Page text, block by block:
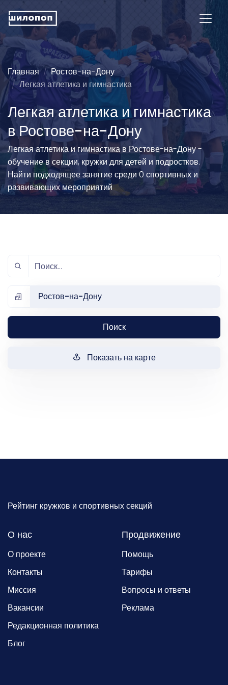
Главная
Ростов-на-Дону
Легкая атлетика и гимнастика
Легкая атлетика и гимнастика
в Ростове-на-Дону
Легкая атлетика и гимнастика в Ростове-на-Дону -
обучение в секции, кружки для детей и подростков.
Найти подходящее занятие среди 0 спортивных и
развивающих мероприятий
Ростов-на-Дону
Поиск
Показать на карте
Рейтинг кружков и спортивных секций
О нас
О проекте
Контакты
Миссия
Вакансии
Редакционная политика
Блог
Продвижение
Помощь
Тарифы
Вопросы и ответы
Реклама